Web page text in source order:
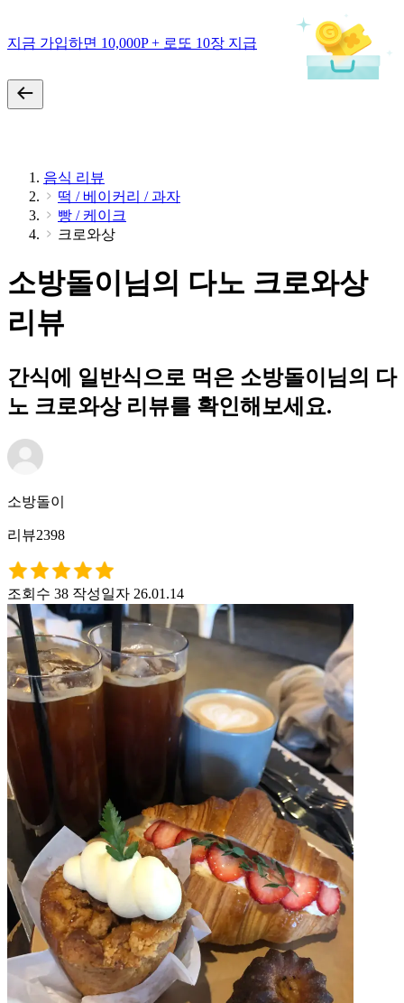
지금 가입하면 10,000P + 로또 10장 지급
음식 리뷰
떡 / 베이커리 / 과자
빵 / 케이크
크로와상
소방돌이님의 다노 크로와상
리뷰
간식에 일반식으로 먹은 소방돌이님의 다
노 크로와상 리뷰를 확인해보세요.
소방돌이
리뷰2398
조회수 38 작성일자 26.01.14